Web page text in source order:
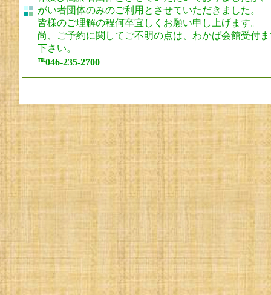
がい者団体のみのご利用とさせていただきました。
皆様のご理解の程何卒宜しくお願い申し上げます。
尚、ご予約に関してご不明の点は、わかば会館受付
下さい。
℡046-235-2700